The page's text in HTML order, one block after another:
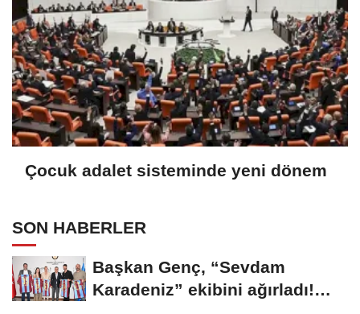
Çocuk adalet sisteminde yeni dönem
SON HABERLER
Başkan Genç, “Sevdam
Karadeniz” ekibini ağırladı!